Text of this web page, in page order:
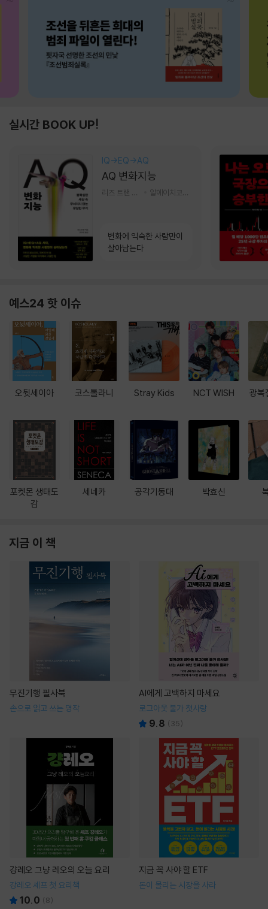
실시간 BOOK UP!
IQ→EQ→AQ
AQ 변화지능
변화에 익숙한 사람만이
살아남는다
예스24 핫 이슈
오뒷세이아
포켓몬 생태도
감
코스톨라니
세네카
Stray Kids
공각기동대
NCT WISH
박효신
광복
지금 이 책
무진기행 필사북
손으로 읽고 쓰는 명작
AI에게 고백하지 마세요
로그아웃 불가 첫사랑
9.8 ( 35)
걍레오 그냥 레오의 오늘 요리
강레오 셰프 첫 요리책
10.0 (8)
지금 꼭 사야 할 ETF
돈이 몰리는 시장을 사라